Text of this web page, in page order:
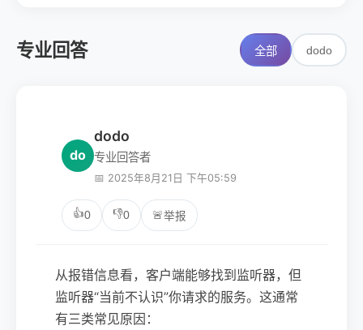
专业回答 全部 dodo
do
dodo
专业回答者
📅 2025年8月21日 下午05:59
👍0 👎0 🚨举报
从报错信息看，客户端能够找到监听器，但
监听器“当前不认识”你请求的服务。这通常
有三类常见原因：